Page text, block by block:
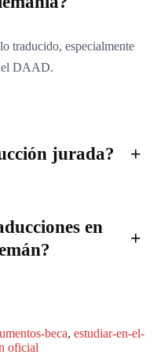
traducido, especialmente
DAAD.
jurada?
en
beca, estudiar-en-el-
oficial